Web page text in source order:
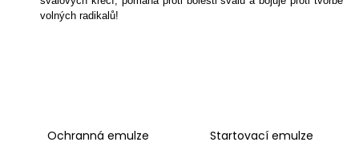
volných radikalů!
Ochranná emulze Startovací emulze